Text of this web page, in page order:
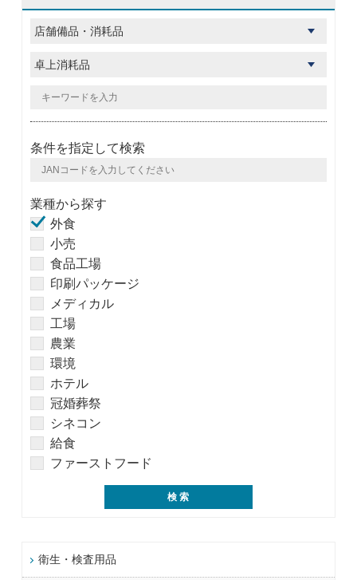
条件を指定して検索
業種から探す
外食
小売
食品工場
印刷パッケージ
メディカル
工場
農業
環境
ホテル
冠婚葬祭
シネコン
給食
ファーストフード
衛生・検査用品